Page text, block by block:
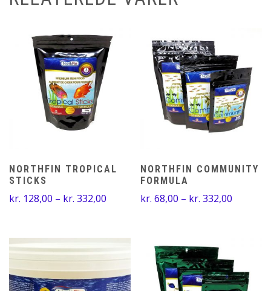
NORTHFIN TROPICAL
STICKS
kr. 128,00 – kr. 332,00 Prisinterval:
kr. 332,00
NORTHFIN COMMUNITY
FORMULA
kr. 68,00 – kr. 332,00